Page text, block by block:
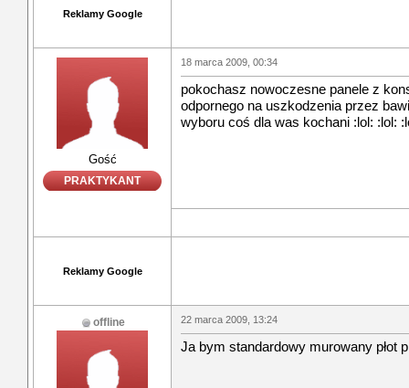
Reklamy Google
Gość
PRAKTYKANT
18 marca 2009, 00:34
pokochasz nowoczesne panele z
odpornego na uszkodzenia przez
wyboru coś dla was kochani :lol: :lol:
Reklamy Google
offline 22 marca 2009, 13:24
Ja bym standardowy murowany płot